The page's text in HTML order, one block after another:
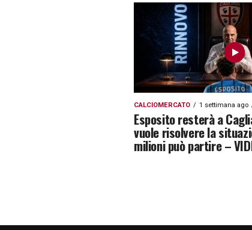
CALCIOMERCATO 1 settimana ago
Esposito resterà a
vuole risolvere la
milioni può partire –